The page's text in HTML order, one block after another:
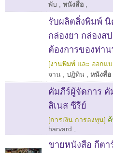
พับ
หนังสือ
รับผลิตสิ่งพิมพ์
กล่องยา กล่องส
ต้องการของท่า
[งานพิมพ์ และ ออกแ
จาน
ปฏิทิน หนังสือ
คัมภีร์ผู้จัดการ คั
สิเนส ซีรีย์
[การเงิน การลงทุน]
harvard
ขายหนังสือ กีตา